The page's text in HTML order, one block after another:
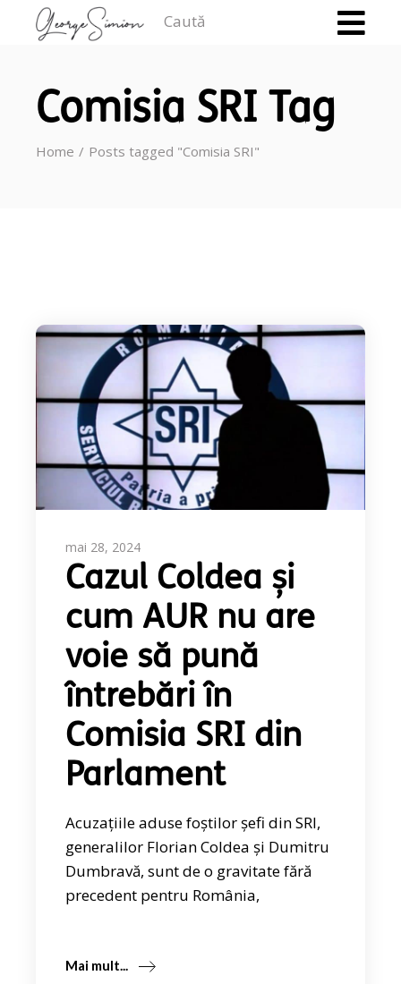
Comisia SRI Tag
Home Posts tagged "Comisia SRI"
mai 28, 2024
Cazul Coldea și
cum AUR nu are
voie să pună
întrebări în
Comisia SRI din
Parlament
Acuzațiile aduse foștilor șefi din SRI,
generalilor Florian Coldea și Dumitru
Dumbravă, sunt de o gravitate fără
precedent pentru România,
Mai mult...